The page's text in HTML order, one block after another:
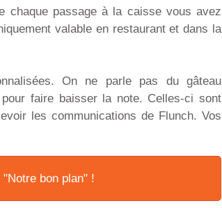
chaque passage à la caisse vous avez
valable en restaurant et dans la
On ne parle pas du gâteau
faire baisser la note. Celles-ci sont
les communications de Flunch. Vos
bon plan" !